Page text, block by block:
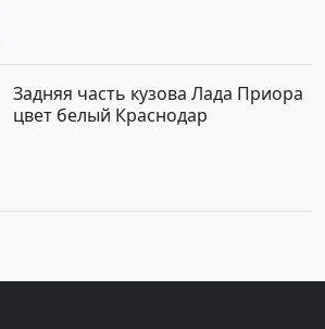
Задняя часть кузова Лада Приора
цвет белый Краснодар